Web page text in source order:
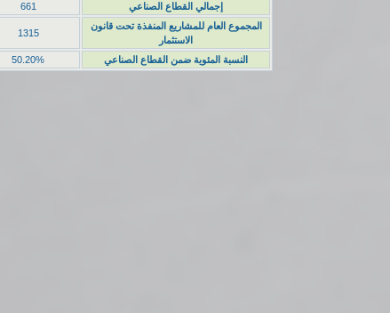
661 إجمالي القطاع الصناعي
1315
المجموع العام للمشاريع المنفذة تحت قانون
الاستثمار
50.20% النسبة المئوية ضمن القطاع الصناعي